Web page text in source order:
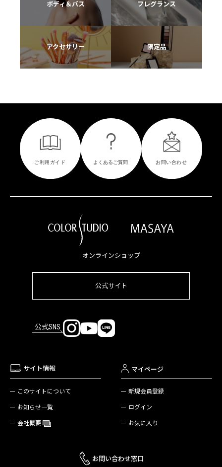
ボディ＆バス フレグランス
アクセサリー 限定品
オンラインショップ
公式サイト
公式SNS
サイト情報
このサイトについて
お知らせ一覧
会社概要
マイページ
新規会員登録
ログイン
お気に入り
お問い合わせ窓口